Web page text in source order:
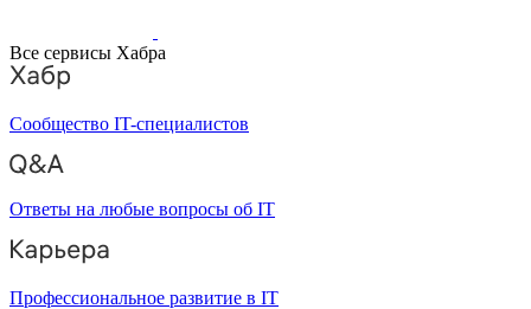
Все сервисы Хабра
Сообщество IT-специалистов
Ответы на любые вопросы об IT
Профессиональное развитие в IT